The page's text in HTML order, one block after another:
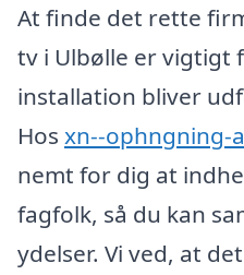
At finde det rette
tv i Ulbølle er vigtigt
installation bliver
Hos xn--ophngning-
nemt for dig at
fagfolk, så du kan
ydelser. Vi ved, at